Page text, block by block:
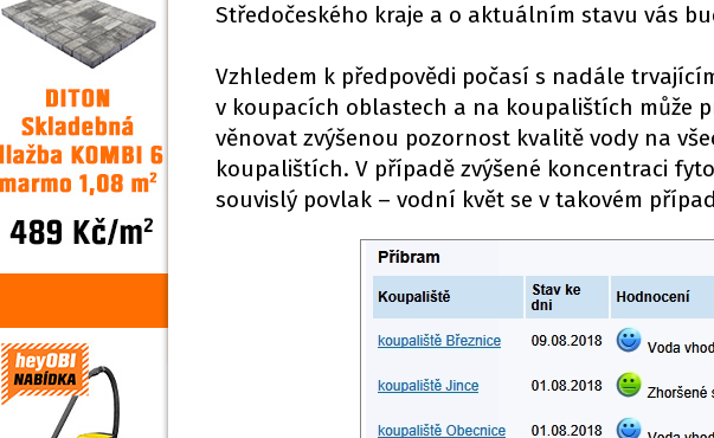
Středočeského kraje a o aktuálním stavu vás
Vzhledem k předpovědi počasí s nadále
v koupacích oblastech a na koupalištích může
věnovat zvýšenou pozornost kvalitě vody na
koupalištích. V případě zvýšené koncentraci
souvislý povlak – vodní květ se v takovém